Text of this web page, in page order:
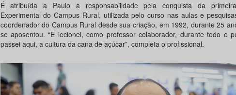
É atribuída a Paulo a responsabilidade pela conquista da
Experimental do Campus Rural, utilizada pelo curso nas aulas e
coordenador do Campus Rural desde sua criação, em 1992, durante 25
se aposentou. “E lecionei, como professor colaborador, durante todo o
passei aqui, a cultura da cana de açúcar”, completa o profissional.